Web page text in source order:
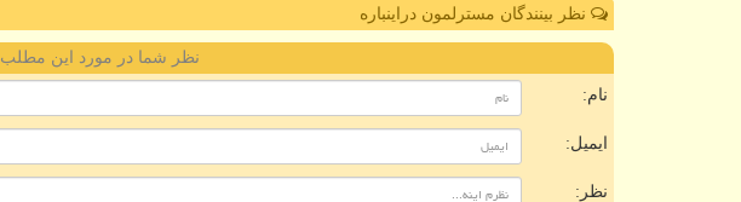
نظر بینندگان مسترلمون دراینباره
نظر شما در مورد این مطلب
نام:
ایمیل:
نظر: